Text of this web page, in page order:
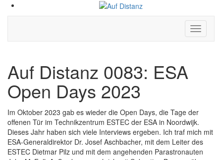
ein-/
Auf Distanz 0083: ESA
Open Days 2023
Im Oktober 2023 gab es wieder die Open Days, die Tage der
offenen Tür im Technikzentrum ESTEC der ESA in Noordwijk.
Dieses Jahr haben sich viele Interviews ergeben. Ich traf mich mit
ESA-Generaldirektor Dr. Josef Aschbacher, mit dem Leiter des
ESTEC Dietmar Pilz und mit dem angehenden Parastronauten